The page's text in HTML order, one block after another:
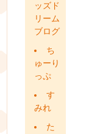
ッズド
リーム
ブログ
ち
ゅーり
っぷ
す
みれ
た